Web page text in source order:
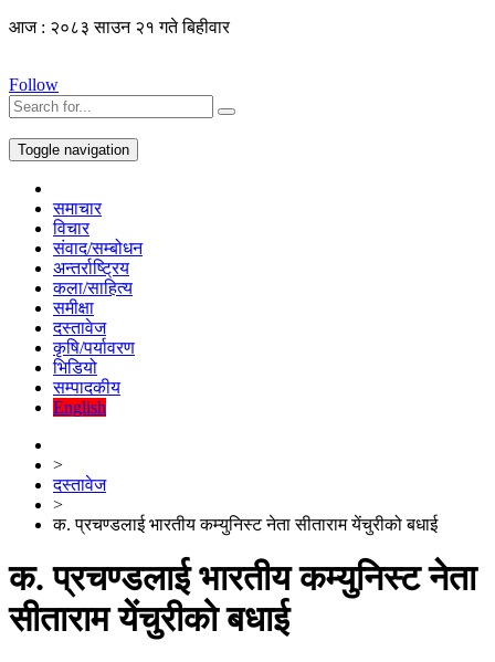
आज : २०८३ साउन २१ गते बिहीवार
Follow
Toggle navigation
समाचार
विचार
संवाद/सम्बोधन
अन्तर्राष्ट्रिय
कला/साहित्य
समीक्षा
दस्तावेज
कृषि/पर्यावरण
भिडियो
सम्पादकीय
English
>
दस्तावेज
>
क. प्रचण्डलाई भारतीय कम्युनिस्ट नेता सीताराम येंचुरीको बधाई
क. प्रचण्डलाई भारतीय कम्युनिस्ट नेता
सीताराम येंचुरीको बधाई